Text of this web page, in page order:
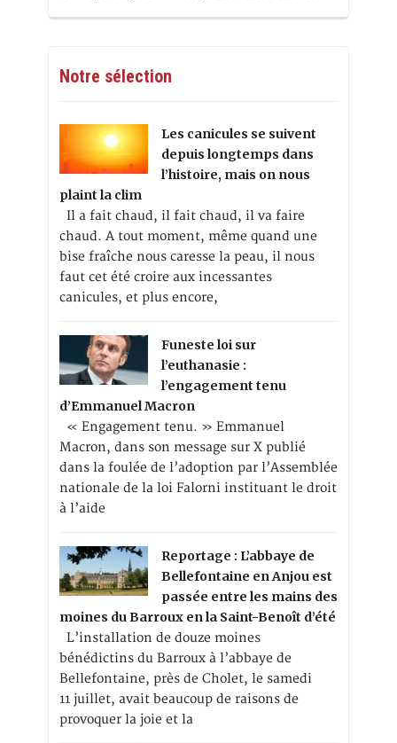
Notre sélection
Les canicules se suivent
depuis longtemps dans
l’histoire, mais on nous
plaint la clim
Il a fait chaud, il fait chaud, il va faire
chaud. A tout moment, même quand une
bise fraîche nous caresse la peau, il nous
faut cet été croire aux incessantes
canicules, et plus encore,
Funeste loi sur
l’euthanasie :
l’engagement tenu
d’Emmanuel Macron
« Engagement tenu. » Emmanuel
Macron, dans son message sur X publié
dans la foulée de l’adoption par l’Assemblée
nationale de la loi Falorni instituant le droit
à l’aide
Reportage : L’abbaye de
Bellefontaine en Anjou est
passée entre les mains des
moines du Barroux en la Saint-Benoît d’été
L’installation de douze moines
bénédictins du Barroux à l’abbaye de
Bellefontaine, près de Cholet, le samedi
11 juillet, avait beaucoup de raisons de
provoquer la joie et la